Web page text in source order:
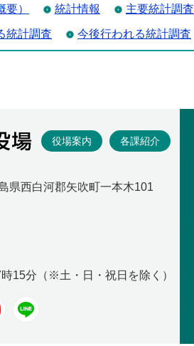
） 統計情報 主要統計調査
統計調査 今後行われる統計調査
矢吹町役場
役場案内 各課紹介
県西白河郡矢吹町一本木101
15分（※土・日・祝日を除く）
Youtube